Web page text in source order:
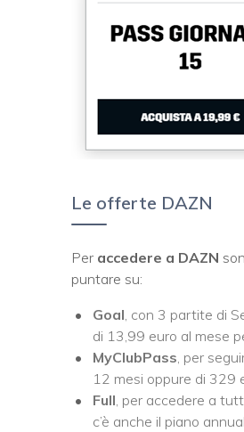
Le offerte DAZN
Per accedere a DAZN
puntare su:
Goal , con 3 partite di
di 13,99 euro al mese
MyClubPass , per
12 mesi oppure di 329
Full , per accedere a
c’è anche il piano